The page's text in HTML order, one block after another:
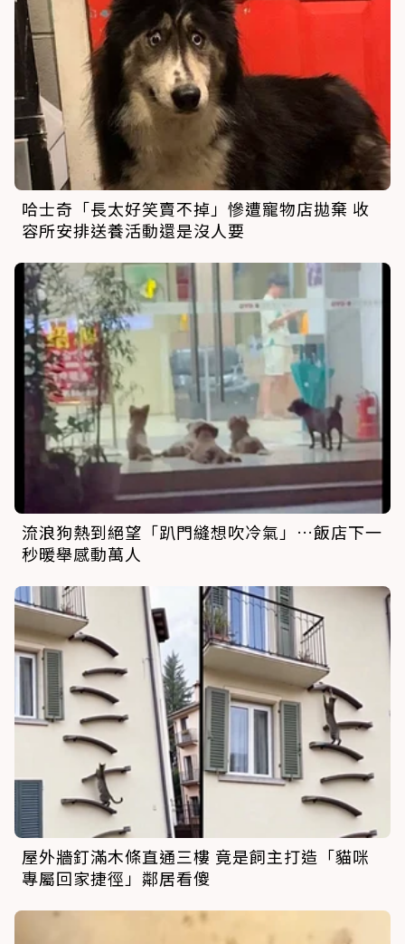
哈士奇「長太好笑賣不掉」慘遭寵物店拋棄 收
容所安排送養活動還是沒人要
流浪狗熱到絕望「趴門縫想吹冷氣」…飯店下一
秒暖舉感動萬人
屋外牆釘滿木條直通三樓 竟是飼主打造「貓咪
專屬回家捷徑」鄰居看傻